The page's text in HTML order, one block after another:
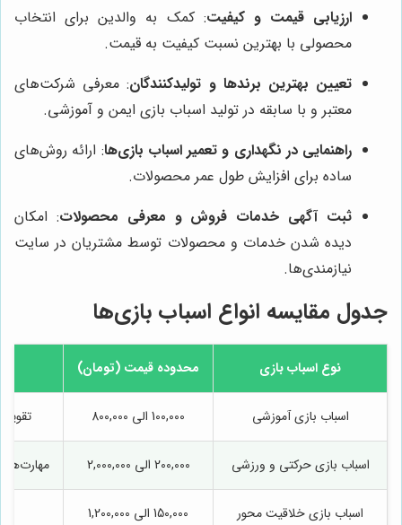
ارزیابی قیمت و کیفیت: کمک به والدین برای انتخاب
محصولی با بهترین نسبت کیفیت به قیمت.
تعیین بهترین برندها و تولیدکنندگان: معرفی شرکت‌های
معتبر و با سابقه در تولید اسباب بازی ایمن و آموزشی.
راهنمایی در نگهداری و تعمیر اسباب بازی‌ها: ارائه روش‌های
ساده برای افزایش طول عمر محصولات.
ثبت آگهی خدمات فروش و معرفی محصولات: امکان
دیده شدن خدمات و محصولات توسط مشتریان در سایت
نیازمندی‌ها.
جدول مقایسه انواع اسباب بازی‌ها
نوع اسباب بازی محدوده قیمت (تومان)
اسباب بازی آموزشی 100,000 الی 800,000
اسباب بازی حرکتی و ورزشی 200,000 الی 2,000,000
اسباب بازی خلاقیت محور 150,000 الی 1,200,000